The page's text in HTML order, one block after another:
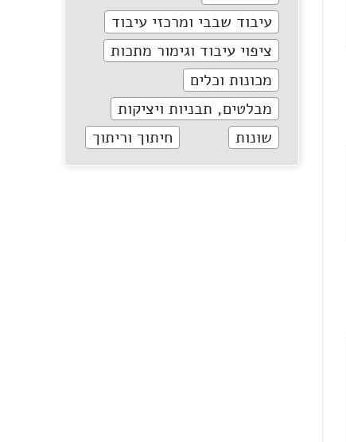
עיבוד שבבי ומרכזי עיבוד
ציפוי עיבוד וגימור מתכות
מכונות וכלים
מבלטים, תבניות ויציקות
שונות
חיתוך וריתוך